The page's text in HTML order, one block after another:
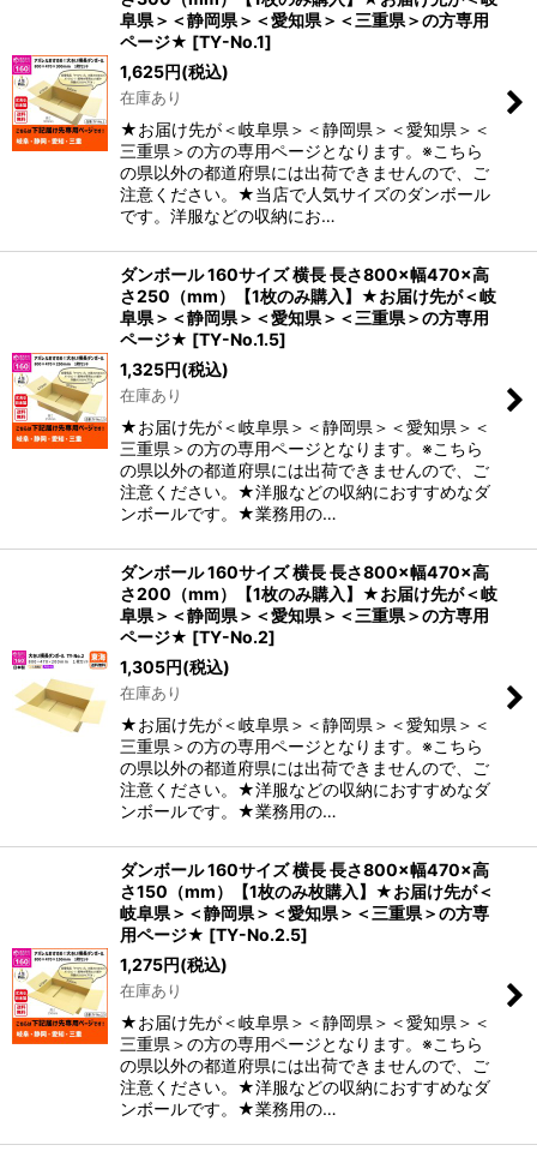
阜県＞＜静岡県＞＜愛知県＞＜三重県＞の方専用
ページ★ [TY-No.1]
1,625円(税込)
在庫あり
★お届け先が＜岐阜県＞＜静岡県＞＜愛知県＞＜
三重県＞の方の専用ページとなります。※こちら
の県以外の都道府県には出荷できませんので、ご
注意ください。★当店で人気サイズのダンボール
です。洋服などの収納にお…
ダンボール 160サイズ 横長 長さ800×幅470×高
さ250（mm）【1枚のみ購入】★お届け先が＜岐
阜県＞＜静岡県＞＜愛知県＞＜三重県＞の方専用
ページ★ [TY-No.1.5]
1,325円(税込)
在庫あり
★お届け先が＜岐阜県＞＜静岡県＞＜愛知県＞＜
三重県＞の方の専用ページとなります。※こちら
の県以外の都道府県には出荷できませんので、ご
注意ください。★洋服などの収納におすすめなダ
ンボールです。★業務用の…
ダンボール 160サイズ 横長 長さ800×幅470×高
さ200（mm）【1枚のみ購入】★お届け先が＜岐
阜県＞＜静岡県＞＜愛知県＞＜三重県＞の方専用
ページ★ [TY-No.2]
1,305円(税込)
在庫あり
★お届け先が＜岐阜県＞＜静岡県＞＜愛知県＞＜
三重県＞の方の専用ページとなります。※こちら
の県以外の都道府県には出荷できませんので、ご
注意ください。★洋服などの収納におすすめなダ
ンボールです。★業務用の…
ダンボール 160サイズ 横長 長さ800×幅470×高
さ150（mm）【1枚のみ枚購入】★お届け先が＜
岐阜県＞＜静岡県＞＜愛知県＞＜三重県＞の方専
用ページ★ [TY-No.2.5]
1,275円(税込)
在庫あり
★お届け先が＜岐阜県＞＜静岡県＞＜愛知県＞＜
三重県＞の方の専用ページとなります。※こちら
の県以外の都道府県には出荷できませんので、ご
注意ください。★洋服などの収納におすすめなダ
ンボールです。★業務用の…